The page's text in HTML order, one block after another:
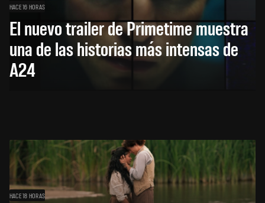
HACE 16 HORAS
El nuevo trailer de Primetime muestra
una de las historias más intensas de
A24
HACE 18 HORAS